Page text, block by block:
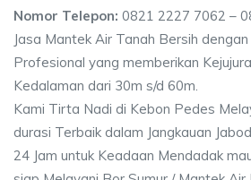
Nomor Telepon: 0821 2227 7062 –
Jasa Mantek Air Tanah Bersih
Profesional yang memberikan
Kedalaman dari 30m s/d 60m.
Kami Tirta Nadi di Kebon Pedes
durasi Terbaik dalam Jangkauan
24 Jam untuk Keadaan Mendadak